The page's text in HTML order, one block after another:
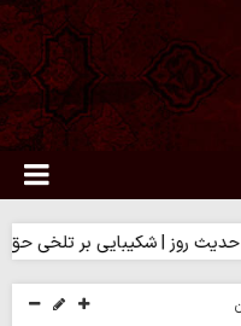
روز | شکیبایی بر تلخی حق